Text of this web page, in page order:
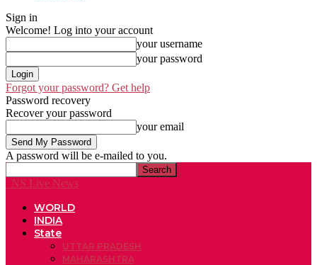
Sign in
Welcome! Log into your account
your username
your password
Forgot your password? Get help
Password recovery
Recover your password
your email
A password will be e-mailed to you.
NS Live News
WORLD
INDIA
State
UTTAR PRADESH
MAHARASHTRA